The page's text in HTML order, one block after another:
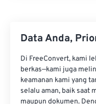
Data Anda,
Di FreeConvert, kami
berkas—kami juga
keamanan kami yang
selalu aman, baik saat
maupun dokumen.